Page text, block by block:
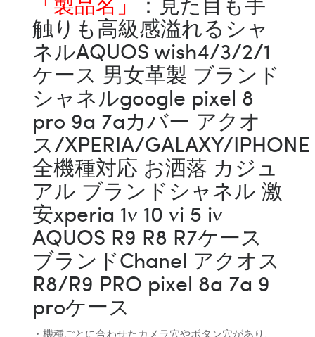
触りも高級感溢れるシャ
ネルAQUOS wish4/3/2/1
ケース 男女革製 ブランド
シャネルgoogle pixel 8
pro 9a 7aカバー アクオ
ス/XPERIA/GALAXY/IPHONE
全機種対応 お洒落 カジュ
アル ブランドシャネル 激
安xperia 1v 10 vi 5 iv
AQUOS R9 R8 R7ケース
ブランドChanel アクオス
R8/R9 PRO pixel 8a 7a 9
proケース
・機種ごとに合わせたカメラ穴やボタン穴があり、